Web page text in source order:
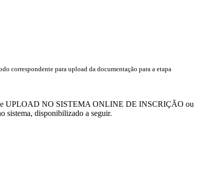
correspondente para upload da documentação para a etapa
de UPLOAD NO SISTEMA ONLINE DE INSCRIÇÃO ou
sistema, disponibilizado a seguir.